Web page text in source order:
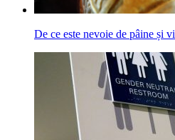
De ce este nevoie de pâine și